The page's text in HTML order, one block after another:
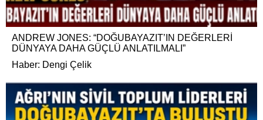
ANDREW JONES: “DOĞUBAYAZIT’IN DEĞERLERİ
DÜNYAYA DAHA GÜÇLÜ ANLATILMALI”
Haber: Dengi Çelik